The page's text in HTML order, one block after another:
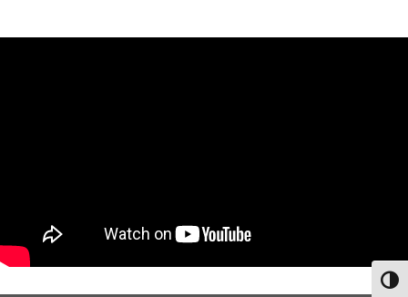
הפעל/כבה ניגודיות גבוהה